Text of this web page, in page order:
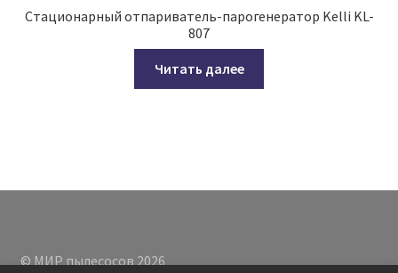
Стационарный отпариватель-парогенератор Kelli KL-
807
Читать далее
© МИР пылесосов 2026